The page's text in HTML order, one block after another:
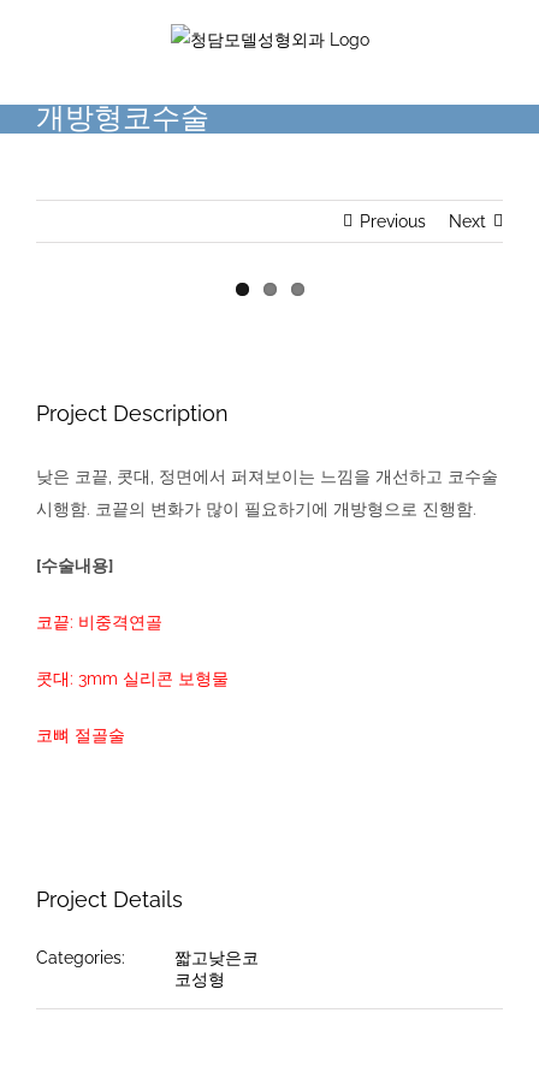
개방형코수술
Previous Next
Project Description
낮은 코끝, 콧대, 정면에서 퍼져보이는 느낌을 개선하고 코수술
시행함. 코끝의 변화가 많이 필요하기에 개방형으로 진행함.
[수술내용]
코끝: 비중격연골
콧대: 3mm 실리콘 보형물
코뼈 절골술
Project Details
Categories:
짧고낮은코
코성형